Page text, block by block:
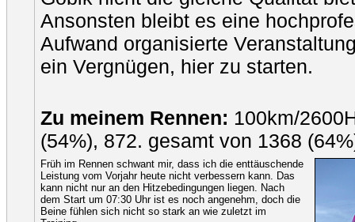
Ansonsten bleibt es eine
Aufwand organisierte
ein Vergnügen, hier zu starten.
Zu meinem Rennen: 100km/
(54%), 872. gesamt von 1368
Früh im Rennen schwant mir, dass ich die enttäuschende
Leistung vom Vorjahr heute nicht verbessern kann. Das
kann nicht nur an den Hitzebedingungen liegen. Nach
dem Start um 07:30 Uhr ist es noch angenehm, doch die
Beine fühlen sich nicht so stark an wie zuletzt im